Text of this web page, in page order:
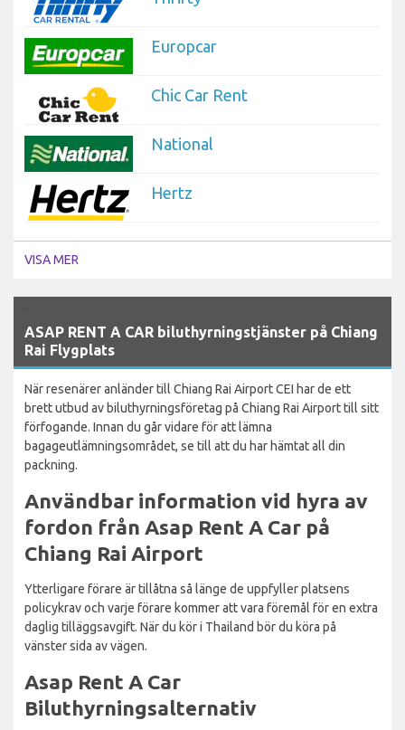
Europcar
Chic Car Rent
National
Hertz
VISA MER
ASAP RENT A CAR biluthyrningstjänster på Chiang
Rai Flygplats
När resenärer anländer till Chiang Rai Airport CEI har de ett
brett utbud av biluthyrningsföretag på Chiang Rai Airport till sitt
förfogande. Innan du går vidare för att lämna
bagageutlämningsområdet, se till att du har hämtat all din
packning.
Användbar information vid hyra av
fordon från Asap Rent A Car på
Chiang Rai Airport
Ytterligare förare är tillåtna så länge de uppfyller platsens
policykrav och varje förare kommer att vara föremål för en extra
daglig tilläggsavgift. När du kör i Thailand bör du köra på
vänster sida av vägen.
Asap Rent A Car
Biluthyrningsalternativ